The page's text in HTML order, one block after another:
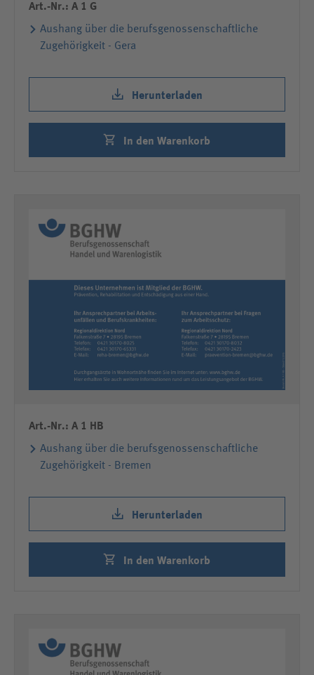
Art.-Nr.: A 1 G
Aushang über die berufsgenossenschaftliche
Zugehörigkeit - Gera
Herunterladen
In den Warenkorb
Art.-Nr.: A 1 HB
Aushang über die berufsgenossenschaftliche
Zugehörigkeit - Bremen
Herunterladen
In den Warenkorb